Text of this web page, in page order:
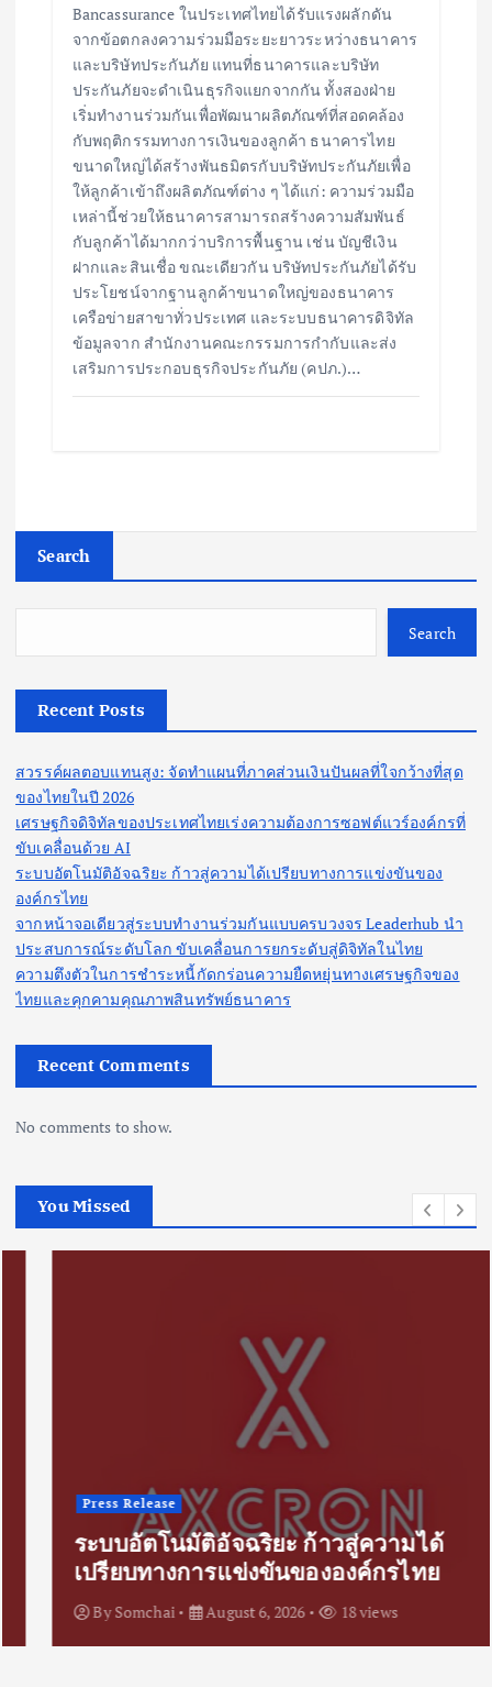
Bancassurance ในประเทศไทยได้รับแรงผลักดัน
จากข้อตกลงความร่วมมือระยะยาวระหว่างธนาคาร
และบริษัทประกันภัย แทนที่ธนาคารและบริษัท
ประกันภัยจะดำเนินธุรกิจแยกจากกัน ทั้งสองฝ่าย
เริ่มทำงานร่วมกันเพื่อพัฒนาผลิตภัณฑ์ที่สอดคล้อง
กับพฤติกรรมทางการเงินของลูกค้า ธนาคารไทย
ขนาดใหญ่ได้สร้างพันธมิตรกับบริษัทประกันภัยเพื่อ
ให้ลูกค้าเข้าถึงผลิตภัณฑ์ต่าง ๆ ได้แก่: ความร่วมมือ
เหล่านี้ช่วยให้ธนาคารสามารถสร้างความสัมพันธ์
กับลูกค้าได้มากกว่าบริการพื้นฐาน เช่น บัญชีเงิน
ฝากและสินเชื่อ ขณะเดียวกัน บริษัทประกันภัยได้รับ
ประโยชน์จากฐานลูกค้าขนาดใหญ่ของธนาคาร
เครือข่ายสาขาทั่วประเทศ และระบบธนาคารดิจิทัล
ข้อมูลจาก สำนักงานคณะกรรมการกำกับและส่ง
เสริมการประกอบธุรกิจประกันภัย (คปภ.)…
Search
Search
Recent Posts
สวรรค์ผลตอบแทนสูง: จัดทำแผนที่ภาคส่วนเงินปันผลที่ใจกว้างที่สุด
ของไทยในปี 2026
เศรษฐกิจดิจิทัลของประเทศไทยเร่งความต้องการซอฟต์แวร์องค์กรที่
ขับเคลื่อนด้วย AI
ระบบอัตโนมัติอัจฉริยะ ก้าวสู่ความได้เปรียบทางการแข่งขันของ
องค์กรไทย
จากหน้าจอเดียวสู่ระบบทำงานร่วมกันแบบครบวงจร Leaderhub นำ
ประสบการณ์ระดับโลก ขับเคลื่อนการยกระดับสู่ดิจิทัลในไทย
ความตึงตัวในการชำระหนี้กัดกร่อนความยืดหยุ่นทางเศรษฐกิจของ
ไทยและคุกคามคุณภาพสินทรัพย์ธนาคาร
Recent Comments
No comments to show.
You Missed
Press Release
ระบบอัตโนมัติอัจฉริยะ ก้าวสู่ความได้
เปรียบทางการแข่งขันขององค์กรไทย
BySomchai August 6, 2026 18 views